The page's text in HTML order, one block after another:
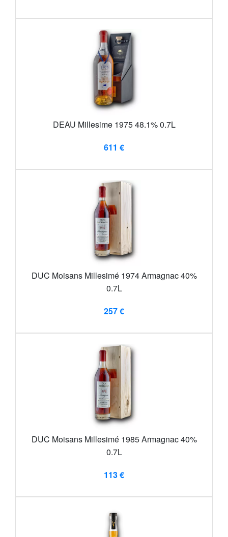
DEAU Millesime 1975 48.1% 0.7L
611 €
DUC Moisans Millesimé 1974 Armagnac 40%
0.7L
257 €
DUC Moisans Millesimé 1985 Armagnac 40%
0.7L
113 €